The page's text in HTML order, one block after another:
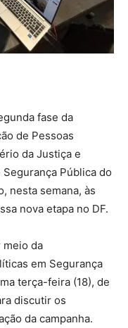
fase da
de Pessoas
da Justiça e
Pública do
nesta semana, às
nova etapa no DF.
meio da
em Segurança
terça-feira (18), de
discutir os
da campanha.